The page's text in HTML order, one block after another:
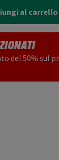
al carrello
del 50% sul